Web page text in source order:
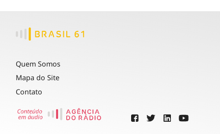
Quem Somos
Mapa do Site
Contato